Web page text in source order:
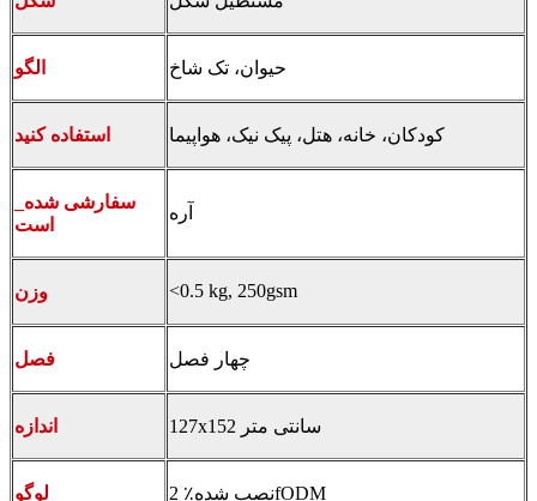
الگو حیوان، تک شاخ
استفاده کنید کودکان، خانه، هتل، پیک نیک، هواپیما
است
آره
وزن <0.5 kg, 250gsm
فصل چهار فصل
اندازه 127x152 سانتی متر
لوگو نصب شده٪ 2fODM